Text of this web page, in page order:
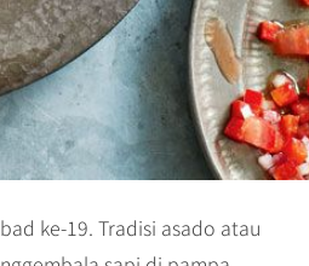
ke-19. Tradisi asado atau